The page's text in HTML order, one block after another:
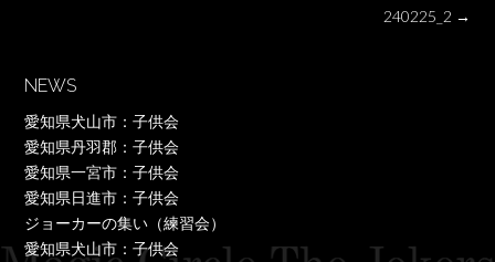
240225_2 →
NEWS
愛知県犬山市：子供会
愛知県丹羽郡：子供会
愛知県一宮市：子供会
愛知県日進市：子供会
ジョーカーの集い（練習会）
愛知県犬山市：子供会